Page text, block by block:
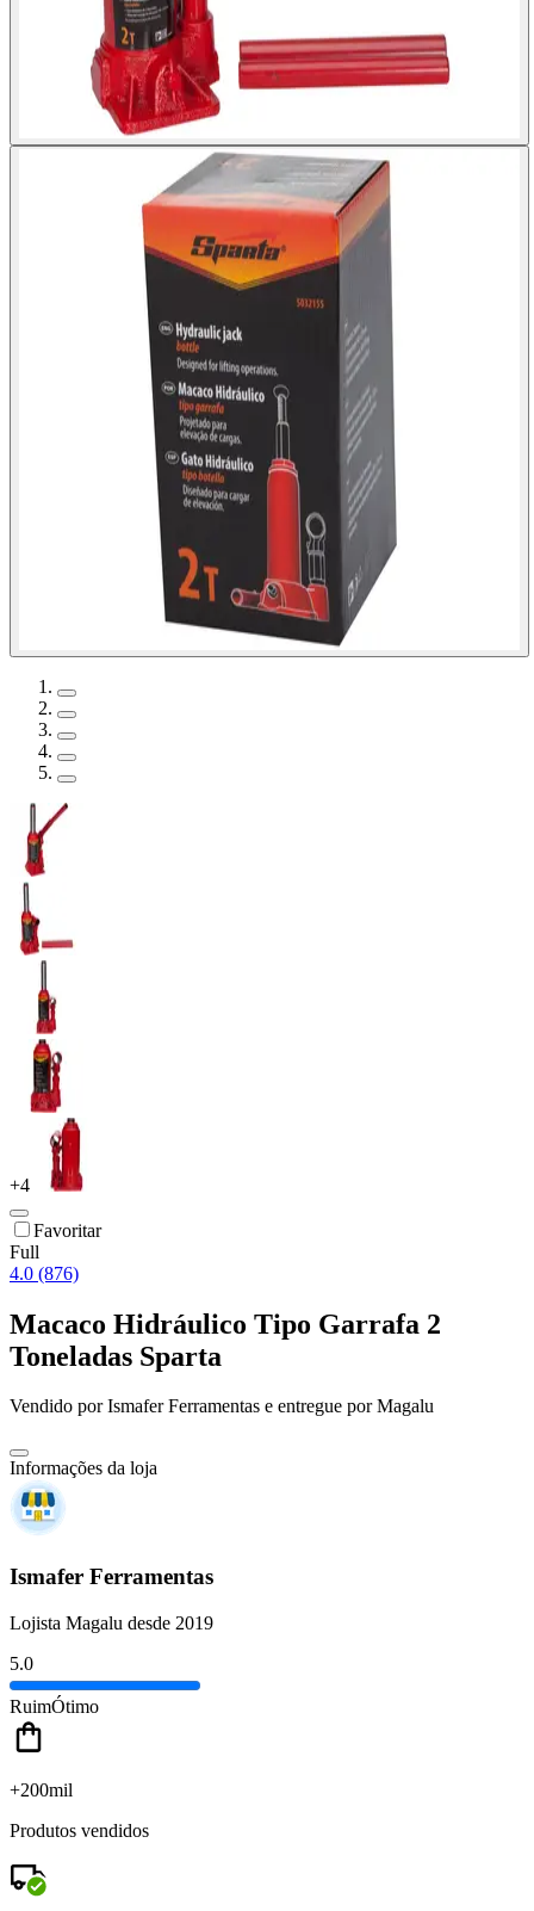
+4
Favoritar
Full
4.0 (876)
Macaco Hidráulico Tipo Garrafa 2
Toneladas Sparta
Vendido porIsmafer Ferramentas e entregue por Magalu
Informações da loja
Ismafer Ferramentas
Lojista Magalu desde 2019
5.0
RuimÓtimo
+200mil
Produtos vendidos